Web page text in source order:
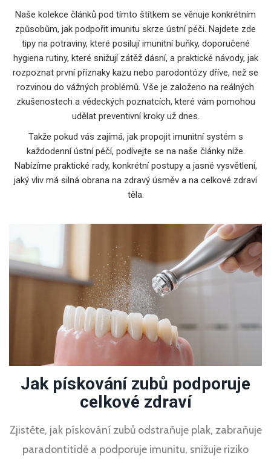
Naše kolekce článků pod tímto štítkem se věnuje konkrétním
způsobům, jak podpořit imunitu skrze ústní péči. Najdete zde
tipy na potraviny, které posilují imunitní buňky, doporučené
hygiena rutiny, které snižují zátěž dásní, a praktické návody, jak
rozpoznat první příznaky kazu nebo parodontózy dříve, než se
rozvinou do vážných problémů. Vše je založeno na reálných
zkušenostech a vědeckých poznatcích, které vám pomohou
udělat preventivní kroky už dnes.
Takže pokud vás zajímá, jak propojit imunitní systém s
každodenní ústní péčí, podívejte se na naše články níže.
Nabízíme praktické rady, konkrétní postupy a jasné vysvětlení,
jaký vliv má silná obrana na zdravý úsměv a na celkové zdraví
těla.
Jak pískování zubů podporuje
celkové zdraví
Zjistěte, jak pískování zubů odstraňuje plak, zabraňuje
paradontitidě a podporuje imunitu, snižuje riziko